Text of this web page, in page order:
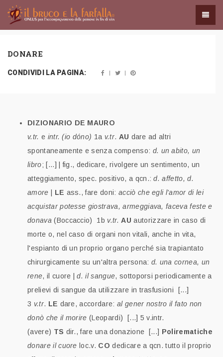
DONARE
CONDIVIDI LA PAGINA:
DIZIONARIO DE MAURO
v.tr. e intr. (io dóno) 1a v.tr. AU dare ad altri
spontaneamente e senza compenso: d. un abito, un
libro; [...] | fig., dedicare, rivolgere un sentimento, un
atteggiamento, spec. positivo, a qcn.:d. affetto, d.
amore
LE ass., fare doni: acciò che egli l'amor di lei
acquistar potesse giostrava, armeggiava, faceva feste e
donava(Boccaccio) 1bv.tr. AU autorizzare in caso di
morte o, nel caso di organi non vitali, anche in vita,
l'espianto di un proprio organo perché sia trapiantato
chirurgicamente su un'altra persona: d. una cornea, un
rene, il cuore |d. il sangue, sottoporsi periodicamente a
prelievi di sangue da utilizzare in trasfusioni [...]
3 v.tr. LE dare, accordare: al gener nostro il fato non
donò che il morire (Leopardi) [...] 5 v.intr.
(avere) TS dir., fare una donazione [...] Polirematiche
donare il cuore loc.v. CO dedicare a qcn. tutto il proprio